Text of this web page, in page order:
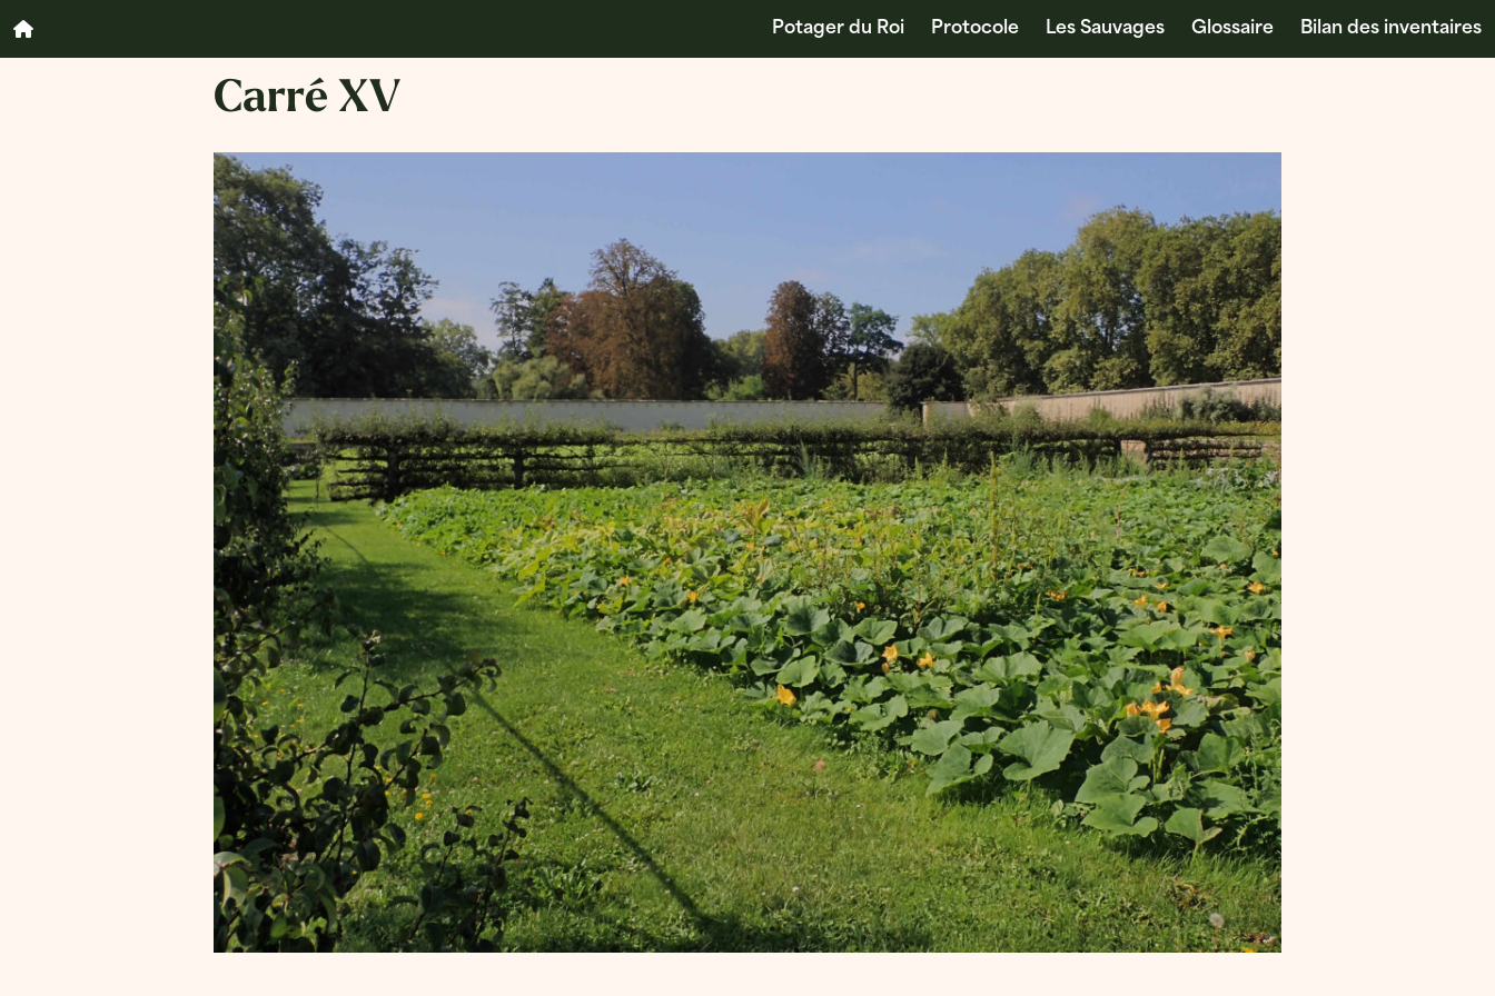
Potager du Roi Protocole Les Sauvages Glossaire Bilan des inventaires
Carré XV